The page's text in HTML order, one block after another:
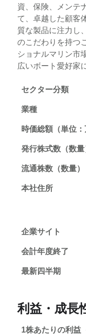
資、保険、メンテ
て、卓越した顧客
質な製品に注力し
のこだわりを持つ
ショナルマリン市
広いボート愛好家
セクター分類
業種
時価総額（単位：
発行株式数（数量
流通株数（数量）
本社住所
企業サイト
会計年度終了
最新四半期
利益・成長
1株あたりの利益